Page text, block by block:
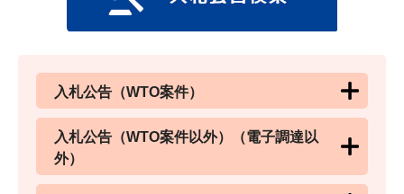
入札公告（WTO案件）
入札公告（WTO案件以外）（電子調達以
外）